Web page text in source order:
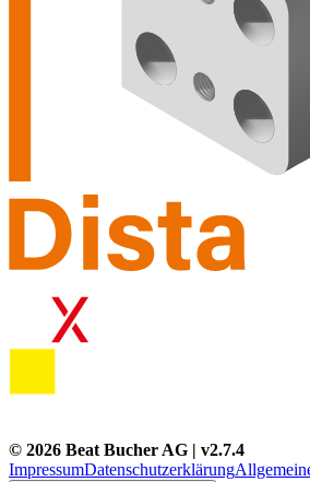
© 2026 Beat Bucher AG | v2.7.4
ImpressumDatenschutzerklärung